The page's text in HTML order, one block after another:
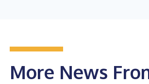
More News